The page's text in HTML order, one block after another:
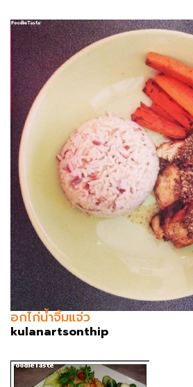
อกไก่น้ำจิ้มแจ่ว
kulanartsonthip